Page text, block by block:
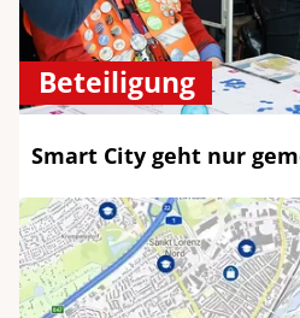
Beteiligung
Smart City geht nur